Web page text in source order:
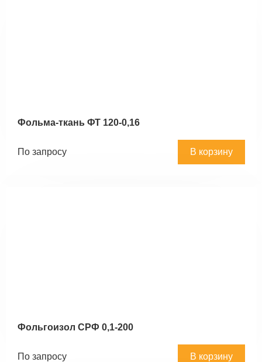
Фольма-ткань ФТ 120-0,16
По запросу В корзину
Фольгоизол СРФ 0,1-200
По запросу В корзину